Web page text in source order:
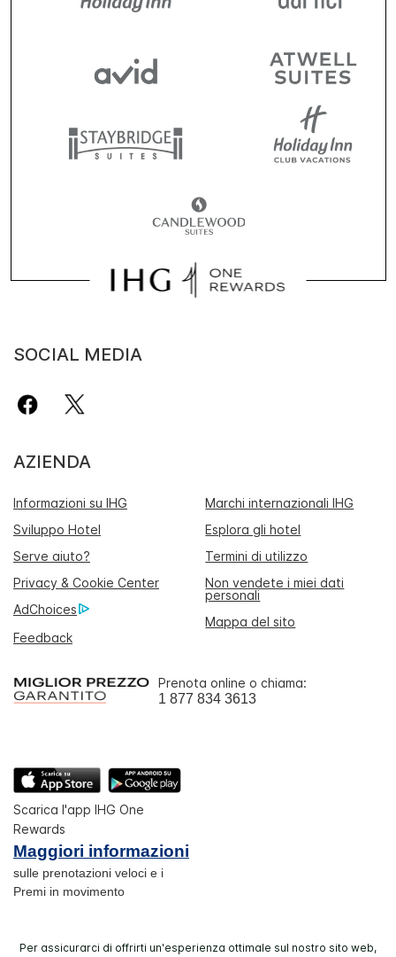
SOCIAL MEDIA
AZIENDA
Informazioni su IHG
Marchi internazionali IHG
Sviluppo Hotel
Esplora gli hotel
Serve aiuto?
Termini di utilizzo
Privacy & Cookie Center
Non vendete i miei dati
personali
AdChoices
Mappa del sito
Feedback
Prenota online o chiama:
1 877 834 3613
Scarica l'app IHG One
Rewards
Maggiori informazioni
sulle prenotazioni veloci e i
Premi in movimento
Per assicurarci di offrirti un'esperienza ottimale sul nostro sito web,